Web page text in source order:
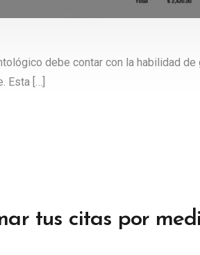
debe contar con la habilidad de
Esta […]
tus citas por